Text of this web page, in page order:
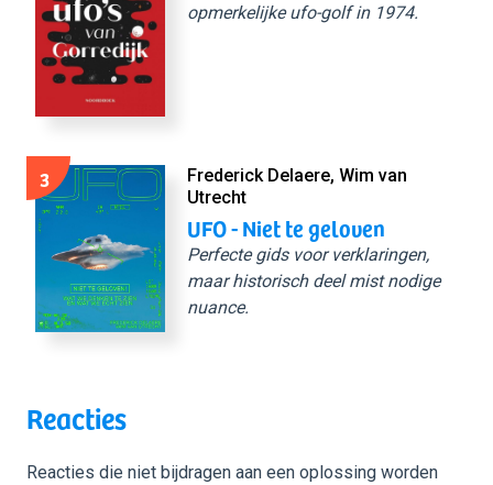
opmerkelijke ufo-golf in 1974.
3
Frederick Delaere, Wim van
Utrecht
UFO - Niet te geloven
Perfecte gids voor verklaringen,
maar historisch deel mist nodige
nuance.
Reacties
Reacties die niet bijdragen aan een oplossing worden